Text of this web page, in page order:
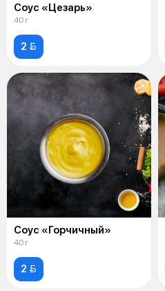
Соус «Цезарь»
40 г
2 
Соус «Горчичный»
40 г
2 